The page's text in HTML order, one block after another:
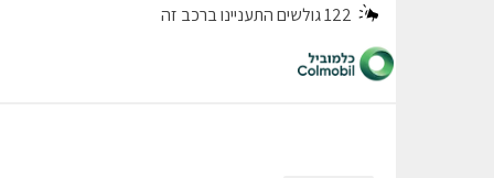
122גולשים התעניינו ברכב זה